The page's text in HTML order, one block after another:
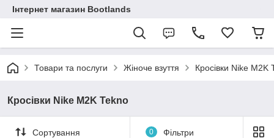
Інтернет магазин Bootlands
Товари та послуги Жіноче взуття Кросівки Nike M2K
Кросівки Nike M2K Tekno
Сортування 0 Фільтри